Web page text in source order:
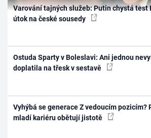
Varování tajných služeb: Putin chystá test
útok na české sousedy
Ostuda Sparty v Boleslavi: Ani jednou
doplatila na třesk v sestavě
Vyhýbá se generace Z vedoucím pozicím?
mladí kariéru obětují jistotě